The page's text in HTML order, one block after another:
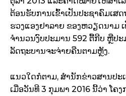
ຕ້ອນຮັບການເຂົ້າເປັນປະຊາຄົມເສ
ຮວງແອງຢາລາຍ ຂອງຫວຽດນາມ
ຈຳນວນງົບປະມານ 592 ຕື້ກີບ ຫຼືປະ
ລັດຖະບານຈະຈ່າຍຄືນຕາມຫຼັງ.
ແນວໃດກໍຕາມ, ສຳນັກຂ່າວສານປະ
ເມື່ອວັນທີ 3 ກຸມພາ 2016 ນີ້ວ່າ ໂຄ